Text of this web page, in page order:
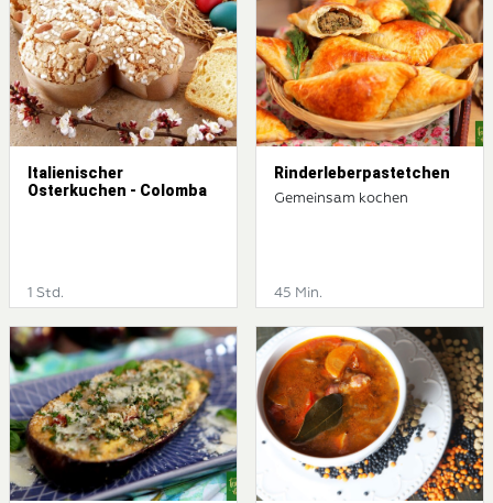
Italienischer
Osterkuchen - Colomba
1 Std.
Rinderleberpastetchen
Gemeinsam kochen
45 Min.